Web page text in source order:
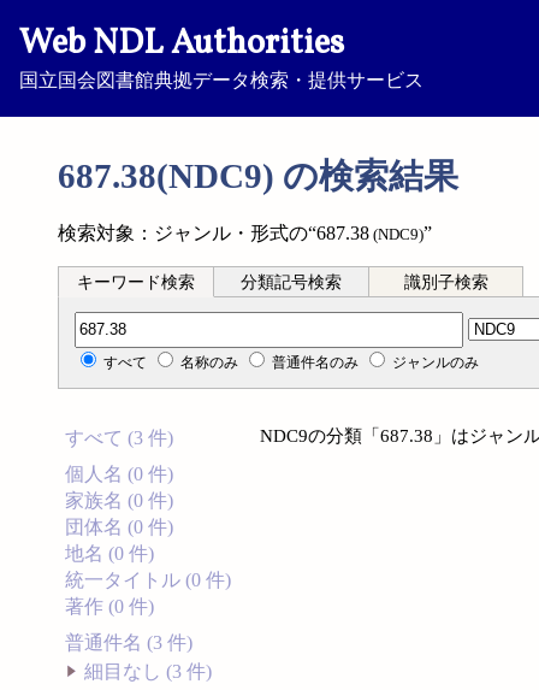
Web NDL Authorities
国立国会図書館典拠データ検索・提供サービス
687.38(NDC9) の検索結果
検索対象：ジャンル・形式の“687.38 (NDC9)”
キーワード検索 分類記号検索 識別子検索
分類記号検索
すべて 名称のみ 普通件名のみ ジャンルのみ
すべて (3 件)
個人名 (0 件)
家族名 (0 件)
団体名 (0 件)
地名 (0 件)
統一タイトル (0 件)
著作 (0 件)
普通件名 (3 件)
細目なし (3 件)
NDC9の分類「687.38」はジャン